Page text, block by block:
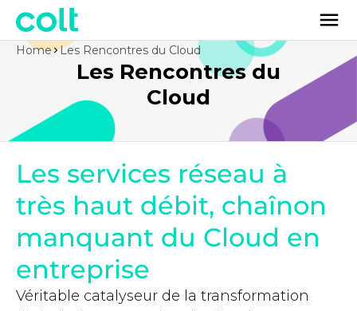
Les Rencontres du
Cloud
Home Les Rencontres du Cloud
Les services réseau à
très haut débit, chaînon
manquant du Cloud en
entreprise
Véritable catalyseur de la transformation